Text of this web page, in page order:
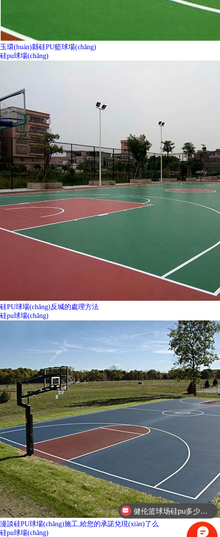
玉環(huán)縣硅PU籃球場(chǎng)
硅pu球場(chǎng)
硅PU球場(chǎng)反堿的處理方法
硅pu球場(chǎng)
漫談硅PU球場(chǎng)施工,給您的承諾兌現(xiàn)了么
硅pu球場(chǎng)
健伦硅pu厂家联系方式